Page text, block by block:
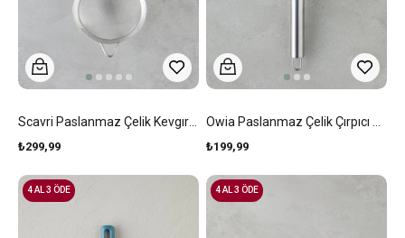
₺299,99 ₺199,99
4 AL 3 ÖDE 4 AL 3 ÖDE